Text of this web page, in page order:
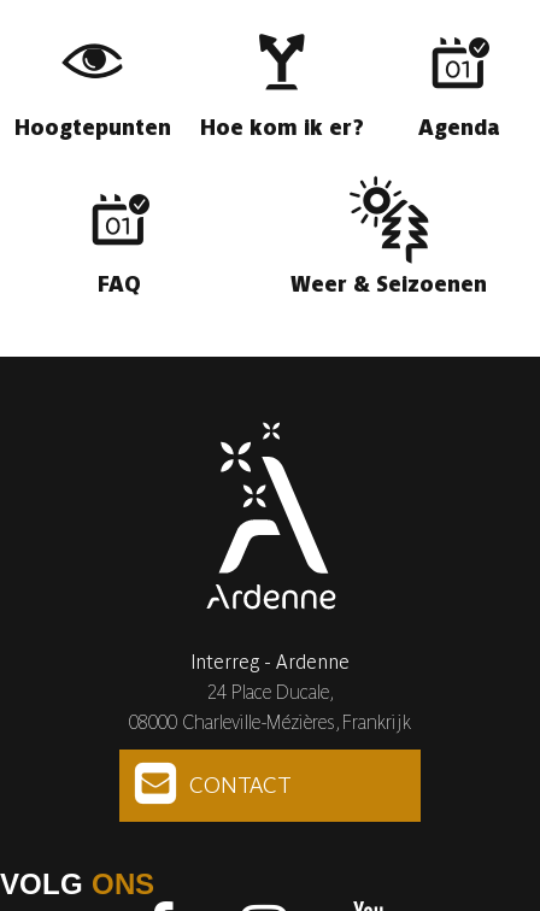
Hoogtepunten Hoe kom ik er? Agenda
FAQ Weer & Seizoenen
Interreg - Ardenne
24 Place Ducale,
08000 Charleville-Mézières, Frankrijk
CONTACT
VOLG ONS